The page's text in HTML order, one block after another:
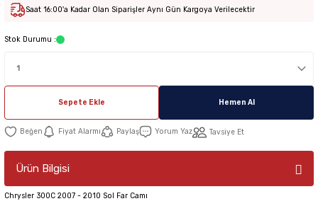
Saat 16:00'a Kadar Olan Siparişler Aynı Gün Kargoya Verilecektir
Stok Durumu :
Sepete Ekle Hemen Al
Fiyat Alarmı Paylaş Yorum Yaz Tavsiye Et
Ürün Bilgisi
Chrysler 300C 2007 - 2010 Sol Far Camı